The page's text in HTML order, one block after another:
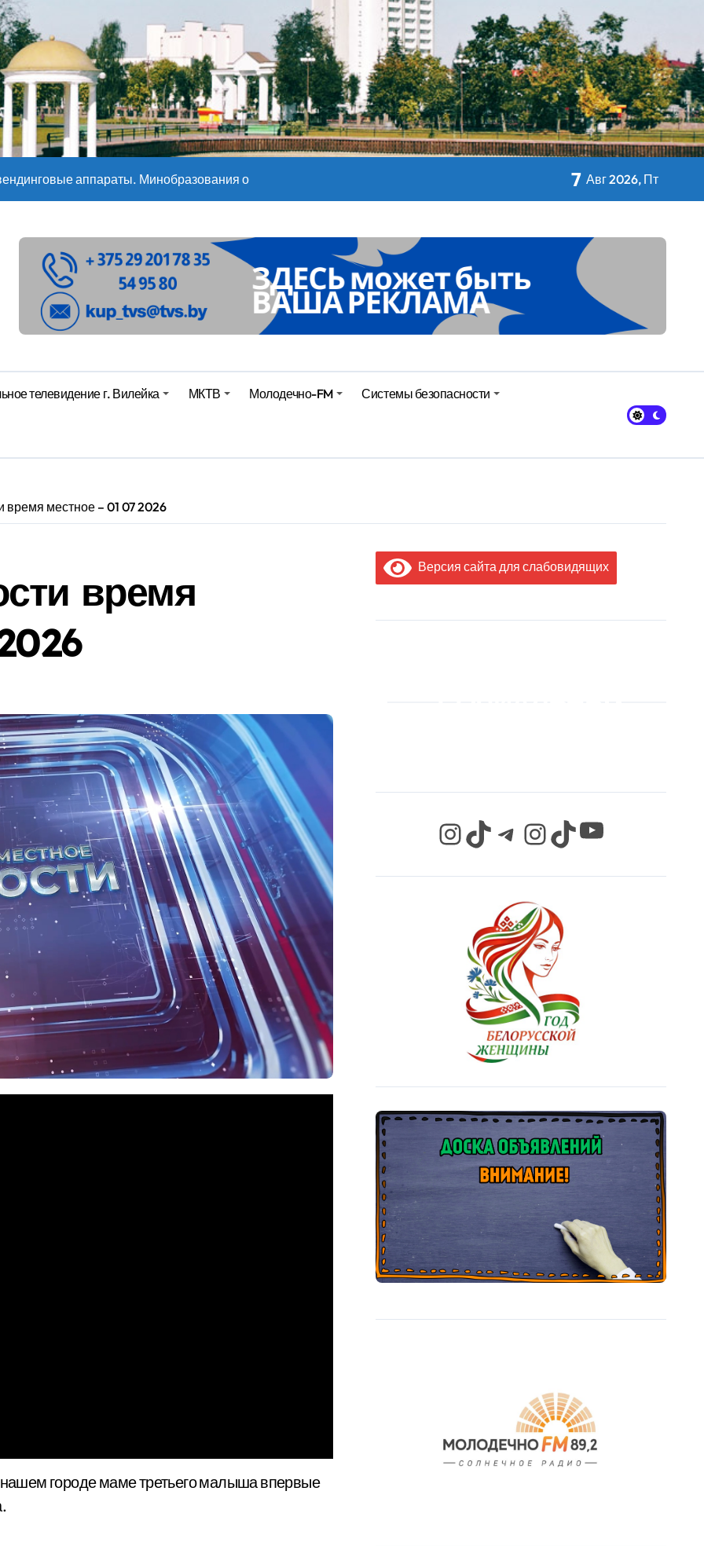
– 05 08 2026
– 07 08 20
аппараты. Минобразования об изменениях в школьном питании
из Молодечно о 50-килограммовом каравае для Дворца Независимости
детей с 1 сентября, рассказали в правительстве
рассказали о погоде на сегодня
– 05 08 2026
– 07 08 20
7 Авг 2026, Пт
телевидение г. Вилейка МКТВ Молодечно-FM Системы безопасности
местное – 01 07 2026
время
Версия сайта для слабовидящих
InstagramTikTok Telegram InstagramTikTok YouTube